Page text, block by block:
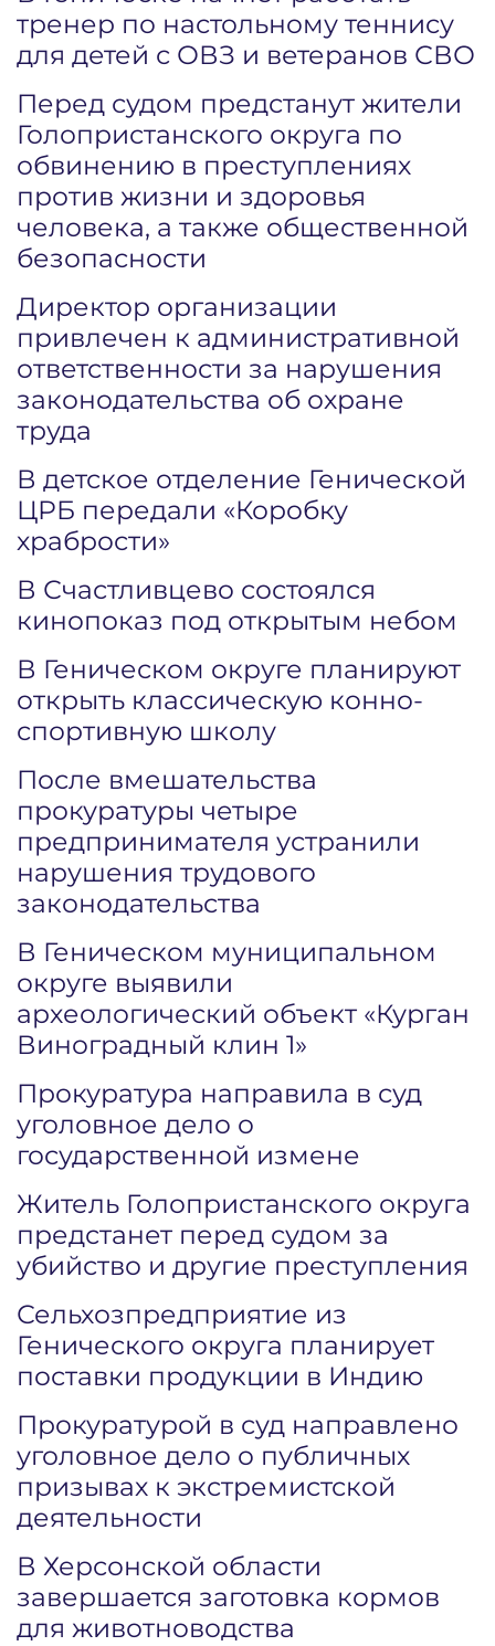
тренер по настольному теннису
для детей с ОВЗ и ветеранов СВО
Перед судом предстанут жители
Голопристанского округа по
обвинению в преступлениях
против жизни и здоровья
человека, а также общественной
безопасности
Директор организации
привлечен к административной
ответственности за нарушения
законодательства об охране
труда
В детское отделение Генической
ЦРБ передали «Коробку
храбрости»
В Счастливцево состоялся
кинопоказ под открытым небом
В Геническом округе планируют
открыть классическую конно-
спортивную школу
После вмешательства
прокуратуры четыре
предпринимателя устранили
нарушения трудового
законодательства
В Геническом муниципальном
округе выявили
археологический объект «Курган
Виноградный клин 1»
Прокуратура направила в суд
уголовное дело о
государственной измене
Житель Голопристанского округа
предстанет перед судом за
убийство и другие преступления
Сельхозпредприятие из
Генического округа планирует
поставки продукции в Индию
Прокуратурой в суд направлено
уголовное дело о публичных
призывах к экстремистской
деятельности
В Херсонской области
завершается заготовка кормов
для животноводства